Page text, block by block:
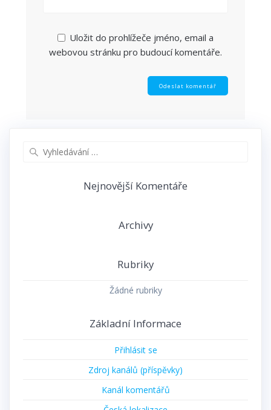
Uložit do prohlížeče jméno, email a
webovou stránku pro budoucí komentáře.
Nejnovější Komentáře
Archivy
Rubriky
Žádné rubriky
Základní Informace
Přihlásit se
Zdroj kanálů (příspěvky)
Kanál komentářů